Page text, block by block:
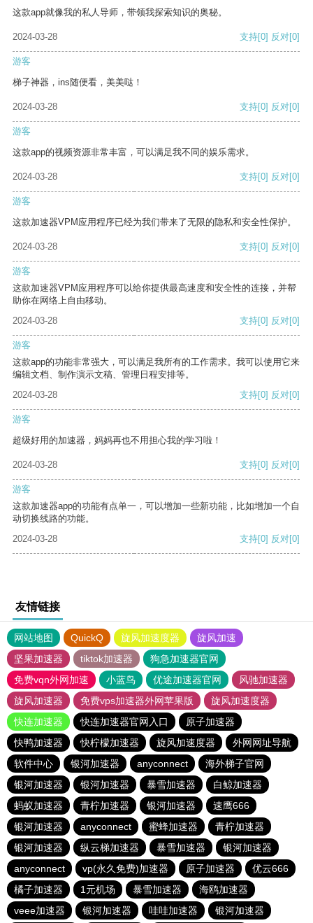
这款app就像我的私人导师，带领我探索知识的奥秘。
2024-03-28 支持[0] 反对[0]
游客
梯子神器，ins随便看，美美哒！
2024-03-28 支持[0] 反对[0]
游客
这款app的视频资源非常丰富，可以满足我不同的娱乐需求。
2024-03-28 支持[0] 反对[0]
游客
这款加速器VPM应用程序已经为我们带来了无限的隐私和安全性保护。
2024-03-28 支持[0] 反对[0]
游客
这款加速器VPM应用程序可以给你提供最高速度和安全性的连接，并帮
助你在网络上自由移动。
2024-03-28
支持[0] 反对[0]
游客
这款app的功能非常强大，可以满足我所有的工作需求。我可以使用它来
编辑文档、制作演示文稿、管理日程安排等。
2024-03-28
支持[0] 反对[0]
游客
超级好用的加速器，妈妈再也不用担心我的学习啦！
2024-03-28 支持[0] 反对[0]
游客
这款加速器app的功能有点单一，可以增加一些新功能，比如增加一个自
动切换线路的功能。
2024-03-28
支持[0] 反对[0]
友情链接
网站地图 QuickQ 旋风加速度器
旋风加速
坚果加速器
tiktok加速器
狗急加速器官网
免费vqn外网加速
小蓝鸟 优途加速器官网
风驰加速器
旋风加速器
免费vps加速器外网苹果版
旋风加速度器
快连加速器
快连加速器官网入口
原子加速器
快鸭加速器
快柠檬加速器 旋风加速度器
外网网址导航
软件中心
银河加速器 anyconnect
海外梯子官网
银河加速器
银河加速器 暴雪加速器
白鲸加速器
蚂蚁加速器
青柠加速器 银河加速器
速鹰666
银河加速器
anyconnect 蜜蜂加速器
青柠加速器
银河加速器
纵云梯加速器 暴雪加速器
银河加速器
anyconnect
vp(永久免费)加速器 原子加速器
优云666
橘子加速器
1元机场 暴雪加速器
海鸥加速器
veee加速器
银河加速器 哇哇加速器 银河加速器